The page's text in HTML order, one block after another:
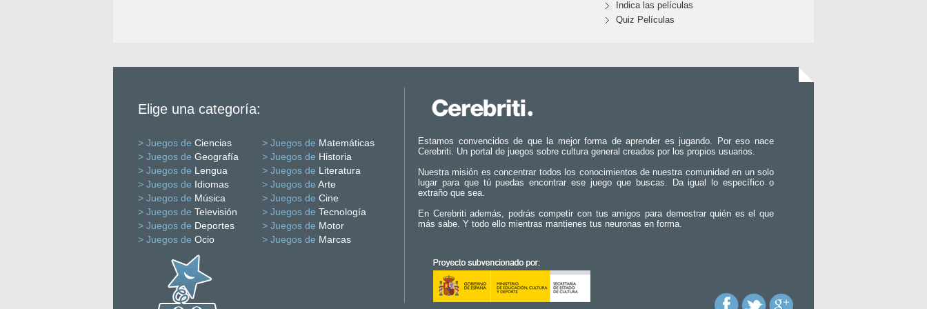
Indica las películas
Quiz Películas
Elige una categoría:
> Juegos de Ciencias > Juegos de Matemáticas
> Juegos de Geografía > Juegos de Historia
> Juegos de Lengua > Juegos de Literatura
> Juegos de Idiomas > Juegos de Arte
> Juegos de Música > Juegos de Cine
> Juegos de Televisión > Juegos de Tecnología
> Juegos de Deportes > Juegos de Motor
> Juegos de Ocio > Juegos de Marcas
Estamos convencidos de que la mejor forma de aprender es jugando. Por eso nace
Cerebriti. Un portal de juegos sobre cultura general creados por los propios usuarios.
Nuestra misión es concentrar todos los conocimientos de nuestra comunidad en un solo
lugar para que tú puedas encontrar ese juego que buscas. Da igual lo específico o
extraño que sea.
En Cerebriti además, podrás competir con tus amigos para demostrar quién es el que
más sabe. Y todo ello mientras mantienes tus neuronas en forma.